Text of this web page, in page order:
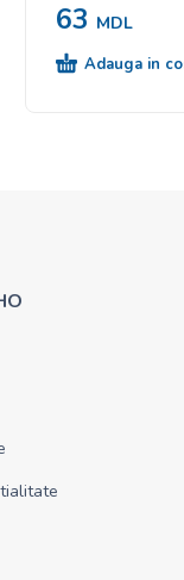
63 MDL
Adauga in